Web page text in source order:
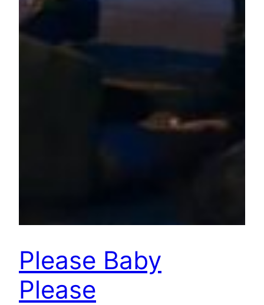
Please Baby
Please